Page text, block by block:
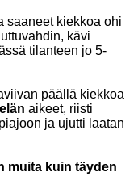
saaneet kiekkoa ohi
kävi
tilanteen jo 5-
päällä kiekkoa
aikeet, riisti
ja ujutti laatan
muita kuin täyden